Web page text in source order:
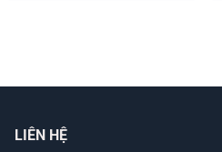
LIÊN HỆ